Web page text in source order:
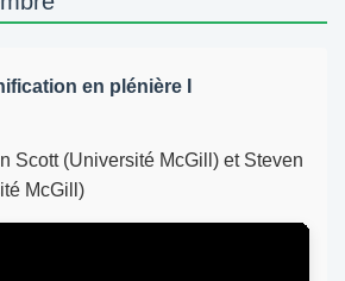
en plénière I
Scott (Université McGill) et Steven
McGill)